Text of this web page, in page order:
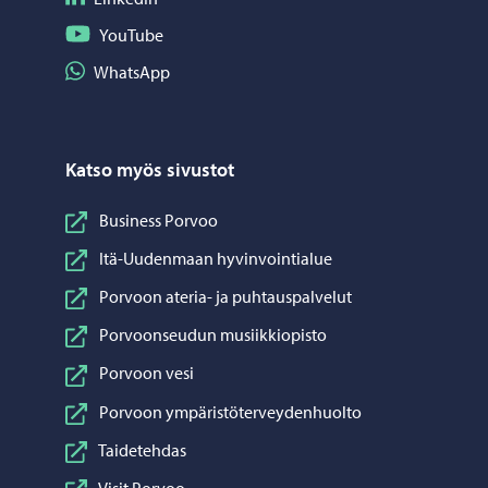
Seuraa YouTube
YouTube
Jaa WhatsApp
WhatsApp
Katso myös sivustot
Business Porvoo
Itä-Uudenmaan hyvinvointialue
Porvoon ateria- ja puhtauspalvelut
Porvoonseudun musiikkiopisto
Porvoon vesi
Porvoon ympäristöterveydenhuolto
Taidetehdas